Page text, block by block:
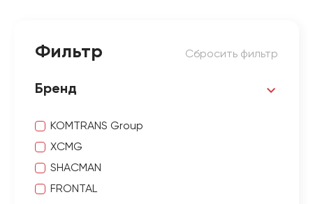
Фильтр Сбросить фильтр
Бренд
KOMTRANS Group
XCMG
SHACMAN
FRONTAL